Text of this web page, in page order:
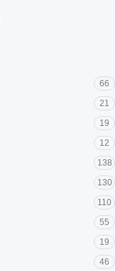
66
21
19
12
138
130
110
55
19
46